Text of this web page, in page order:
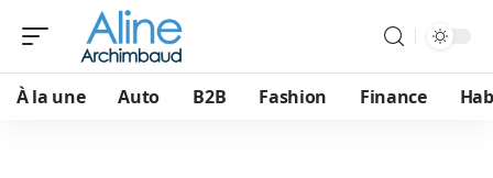
À la une Auto B2B Fashion Finance